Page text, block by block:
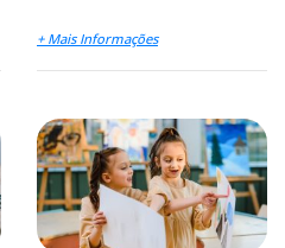
+ Mais Informações